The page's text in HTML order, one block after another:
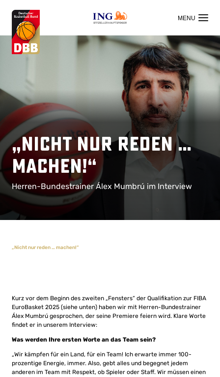
OFFIZIELLER HAUPTSPONSOR
„Nicht nur reden …
machen!“
Herren-Bundestrainer Álex Mumbrú im Interview
„Nicht nur reden … machen!“
Kurz vor dem Beginn des zweiten „Fensters“ der Qualifikation zur FIBA
EuroBasket 2025 (siehe unten) haben wir mit Herren-Bundestrainer
Álex Mumbrú gesprochen, der seine Premiere feiern wird. Klare Worte
findet er in unserem Interview:
Was werden Ihre ersten Worte an das Team sein?
„Wir kämpfen für ein Land, für ein Team! Ich erwarte immer 100-
prozentige Energie, immer. Also, gebt alles und begegnet jedem
anderen im Team mit Respekt, ob Spieler oder Staff. Wir müssen einen